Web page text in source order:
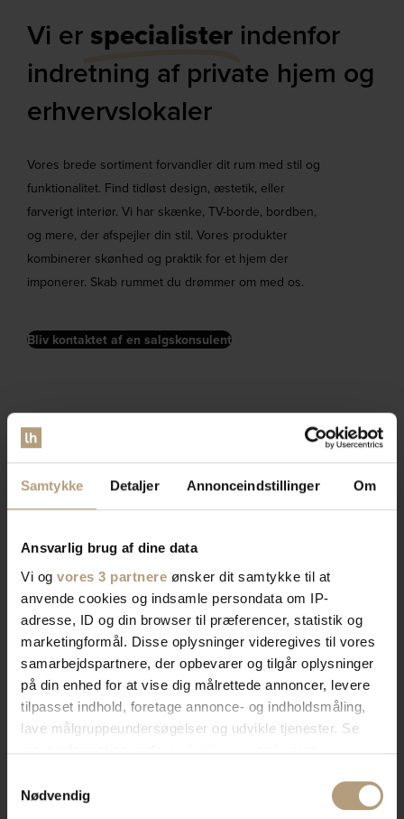
Samtykke Detaljer Annonceindstillinger Om
Ansvarlig brug af dine data
Vi og vores 3 partnere ønsker dit samtykke til at
anvende cookies og indsamle persondata om IP-
adresse, ID og din browser til præferencer, statistik og
marketingformål. Disse oplysninger videregives til vores
samarbejdspartnere, der opbevarer og tilgår oplysninger
på din enhed for at vise dig målrettede annoncer, levere
tilpasset indhold, foretage annonce- og indholdsmåling,
lave målgruppeundersøgelser og udvikle tjenester. Se
tilbage eller ændre indstillinger fra vores
"Cookiedeklaration", eller ved at trykke på "Privacy
Nødvendig
Vi er specialister indenfor
indretning af private hjem og
erhvervslokaler​
Vores brede sortiment forvandler dit rum med stil og
funktionalitet. Find tidløst design, æstetik, eller
farverigt interiør. Vi har skænke, TV-borde, bordben,
og mere, der afspejler din stil. Vores produkter
kombinerer skønhed og praktik for et hjem der
imponerer. Skab rummet du drømmer om med os.
Bliv kontaktet af en salgskonsulent